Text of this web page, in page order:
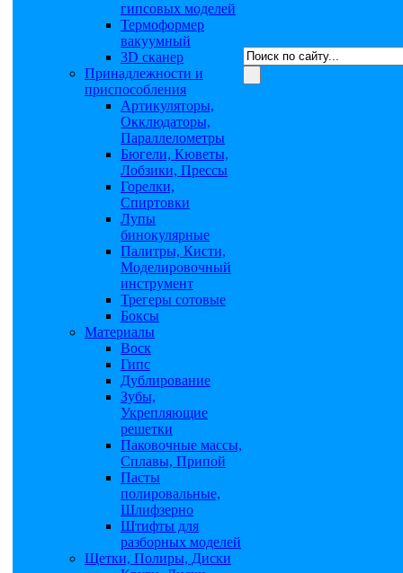
гипсовых моделей
Термоформер
вакуумный
3D сканер
Принадлежности и
приспособления
Артикуляторы,
Окклюдаторы,
Параллелометры
Бюгели, Кюветы,
Лобзики, Прессы
Горелки,
Спиртовки
Лупы
бинокулярные
Палитры, Кисти,
Моделировочный
инструмент
Трегеры сотовые
Боксы
Материалы
Воск
Гипс
Дублирование
Зубы,
Укрепляющие
решетки
Паковочные массы,
Сплавы, Припой
Пасты
полировальные,
Шлифзерно
Штифты для
разборных моделей
Щетки, Полиры, Диски